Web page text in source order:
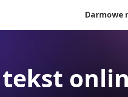
Darmowe